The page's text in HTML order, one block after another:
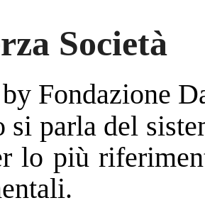
Società
Fondazione
si parla del
lo più